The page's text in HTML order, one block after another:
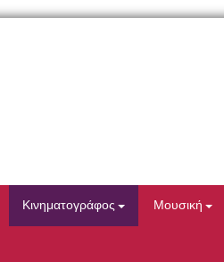
Κινηματογράφος Μουσική